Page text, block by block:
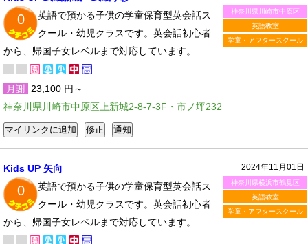
神奈川県川崎市中原区
英語教室
学童・アフタースクール
0
英語で預かる子供の学童保育型英会話ス
クール・幼児クラスです。英会話初心者
から、帰国子女レベルまで対応しています。
月謝 23,100 円～
神奈川県川崎市中原区上新城2-8-7-3F・市ノ坪232
2024年11月01日
神奈川県横浜市鶴見区
英語教室
学童・アフタースクール
Kids UP 矢向
0
英語で預かる子供の学童保育型英会話ス
クール・幼児クラスです。英会話初心者
から、帰国子女レベルまで対応しています。